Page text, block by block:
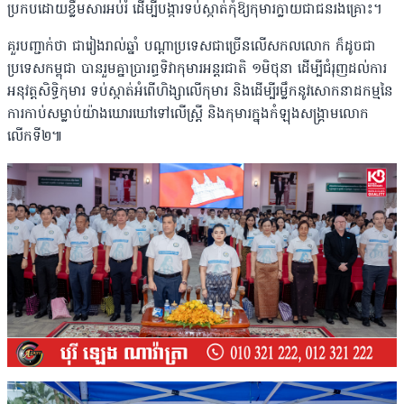
ប្រកបដោយខ្លឹមសារអប់រំ ដើម្បីបង្ការទប់ស្កាត់កុំឱ្យកុមារក្លាយជាជនរងគ្រោះ។
គួរបញ្ជាក់ថា ជារៀងរាល់ឆ្នាំ បណ្ដាប្រទេសជាច្រើនលើសកលលោក ក៏ដូចជា
ប្រទេសកម្ពុជា បានរួមគ្នាប្រារព្ធទិវាកុមារអន្តរជាតិ ១មិថុនា ដើម្បីជំរុញដល់ការ
អនុវត្តសិទ្ធិកុមារ ទប់ស្កាត់អំពើហិង្សាលើកុមារ និងដើម្បីរម្លឹកនូវសោកនាដកម្មនៃ
ការកាប់សម្លាប់យ៉ាងឃោរឃៅទៅលើស្រ្តី និងកុមារក្នុងកំឡុងសង្គ្រាមលោក
លើកទី២៕